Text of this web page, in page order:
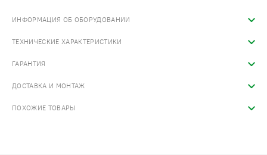
ИНФОРМАЦИЯ ОБ ОБОРУДОВАНИИ
ТЕХНИЧЕСКИЕ ХАРАКТЕРИСТИКИ
ГАРАНТИЯ
ДОСТАВКА И МОНТАЖ
ПОХОЖИЕ ТОВАРЫ